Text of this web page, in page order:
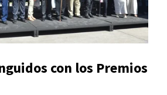
con los Premios